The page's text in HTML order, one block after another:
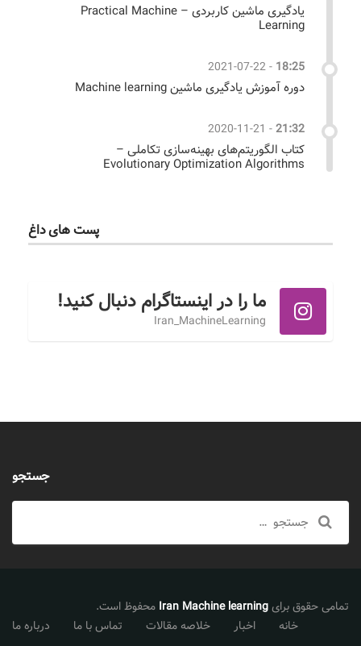
یادگیری ماشین کاربردی – Practical Machine
Learning
18:25
-
2021-07-22
دوره آموزش یادگیری ماشین Machine learning
21:32
-
2020-11-21
کتاب الگوریتم‌های بهینه‌سازی تکاملی –
Evolutionary Optimization Algorithms
پست های داغ
ما را در اینستاگرام دنبال کنید!
Iran_MachineLearning
جستجو
جستجو
تمامی حقوق برایIran Machine learning محفوظ است.
خانه
اخبار خلاصه مقالات تماس با ما درباره ما